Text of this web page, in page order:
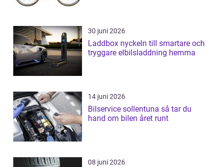
30 juni 2026
Laddbox nyckeln till smartare och
tryggare elbilsladdning hemma
14 juni 2026
Bilservice sollentuna så tar du
hand om bilen året runt
08 juni 2026